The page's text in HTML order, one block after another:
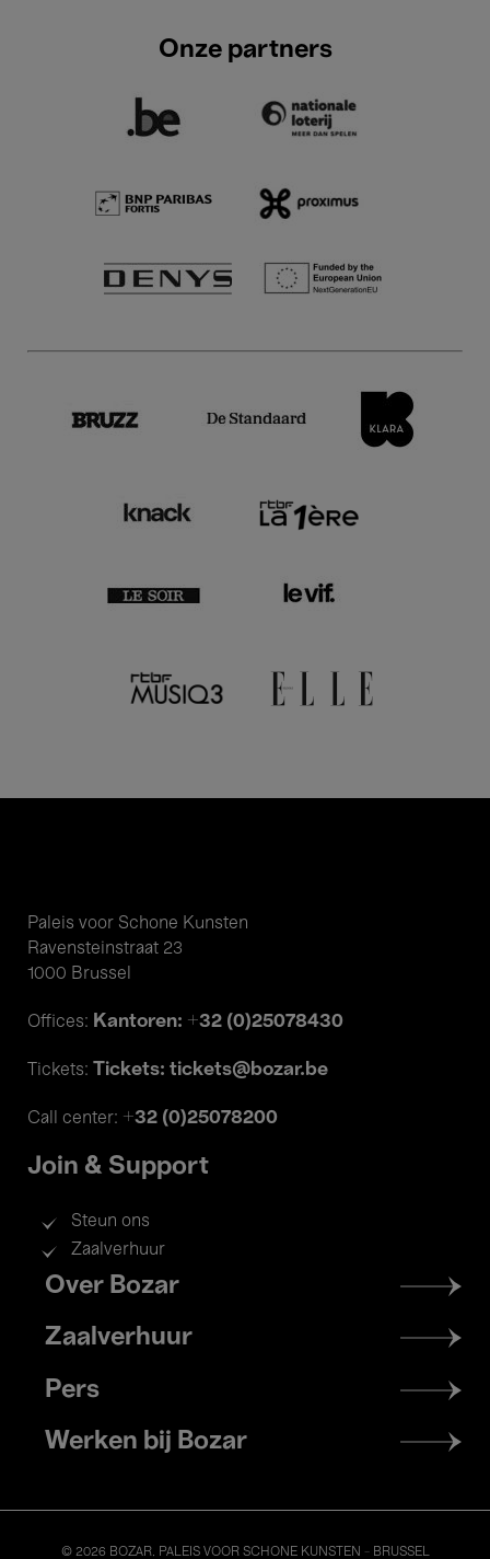
Onze partners
Paleis voor Schone Kunsten
Ravensteinstraat 23
1000 Brussel
Offices: Kantoren: +32 (0)25078430
Tickets: Tickets: tickets@bozar.be
Call center: +32 (0)25078200
Join & Support
Steun ons
Zaalverhuur
Footer
menu
Over Bozar
Zaalverhuur
Pers
Werken bij Bozar
© 2026 BOZAR. PALEIS VOOR SCHONE KUNSTEN - BRUSSEL